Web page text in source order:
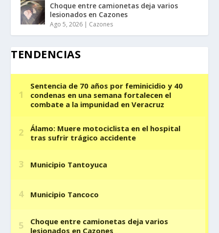
Choque entre camionetas deja varios
lesionados en Cazones
Ago 5, 2026 | Cazones
TENDENCIAS